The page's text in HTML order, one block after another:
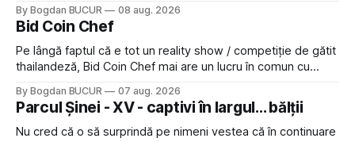
feedback-ului și eram în toate bune, de data asta am dat
click să le las un rating. Un 5
By Bogdan BUCUR 08 aug. 2026
Bid Coin Chef
Pe lângă faptul că e tot un reality show / competiție de gătit
thailandeză, Bid Coin Chef mai are un lucru în comun cu
lăsat rece la prima vedere, după care m-a făcut să mă
îndrăgostesc de el. Nu mi-a plăcut faptul
By Bogdan BUCUR 07 aug. 2026
Parcul Șinei - XV - captivi în largul... bălții
Nu cred că o să surprindă pe nimeni vestea că în continuare